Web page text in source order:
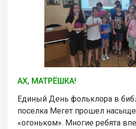
АХ, МАТРЁШКА!
Единый День фольклора в
поселка Мегет прошел
«огоньком». Многие ребята